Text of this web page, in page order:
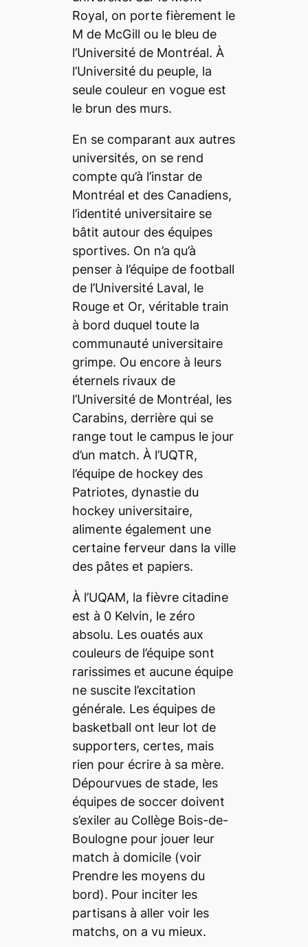
Royal, on porte fièrement le
M de McGill ou le bleu de
l’Université de Montréal. À
l’Université du peuple, la
seule couleur en vogue est
le brun des murs.
En se comparant aux autres
universités, on se rend
compte qu’à l’instar de
Montréal et des Canadiens,
l’identité universitaire se
bâtit autour des équipes
sportives. On n’a qu’à
penser à l’équipe de football
de l’Université Laval, le
Rouge et Or, véritable train
à bord duquel toute la
communauté universitaire
grimpe. Ou encore à leurs
éternels rivaux de
l’Université de Montréal, les
Carabins, derrière qui se
range tout le campus le jour
d’un match. À l’UQTR,
l’équipe de hockey des
Patriotes, dynastie du
hockey universitaire,
alimente également une
certaine ferveur dans la ville
des pâtes et papiers.
À l’UQAM, la fièvre citadine
est à 0 Kelvin, le zéro
absolu. Les ouatés aux
couleurs de l’équipe sont
rarissimes et aucune équipe
ne suscite l’excitation
générale. Les équipes de
basketball ont leur lot de
supporters, certes, mais
rien pour écrire à sa mère.
Dépourvues de stade, les
équipes de soccer doivent
s’exiler au Collège Bois-de-
Boulogne pour jouer leur
match à domicile (voir
Prendre les moyens du
bord). Pour inciter les
partisans à aller voir les
matchs, on a vu mieux.